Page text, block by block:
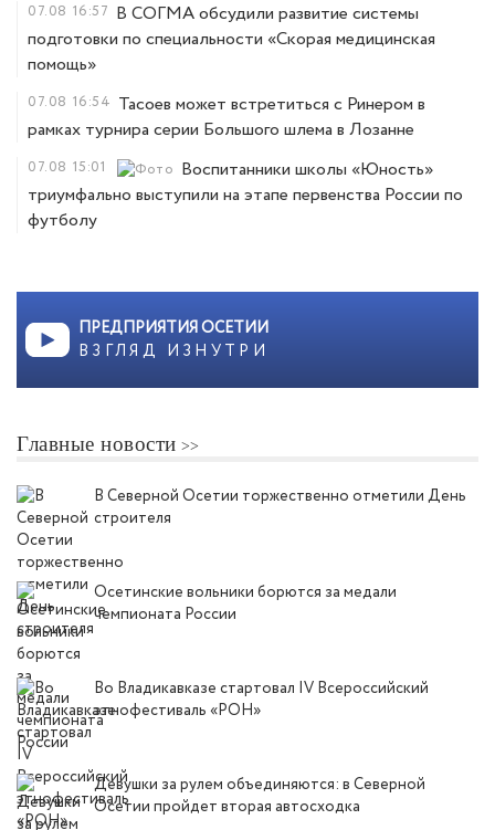
07.08 16:57 В СОГМА обсудили развитие системы
подготовки по специальности «Скорая медицинская
помощь»
07.08 16:54 Тасоев может встретиться с Ринером в
рамках турнира серии Большого шлема в Лозанне
07.08 15:01
Воспитанники школы «Юность»
триумфально выступили на этапе первенства России по
футболу
ПРЕДПРИЯТИЯ ОСЕТИИ
ВЗГЛЯД ИЗНУТРИ
Главные новости
В Северной Осетии торжественно отметили День
строителя
Осетинские вольники борются за медали
чемпионата России
Во Владикавказе стартовал IV Всероссийский
этнофестиваль «РОН»
Девушки за рулем объединяются: в Северной
Осетии пройдет вторая автосходка